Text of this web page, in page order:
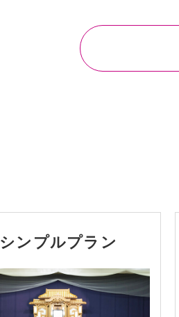
シンプルプラン